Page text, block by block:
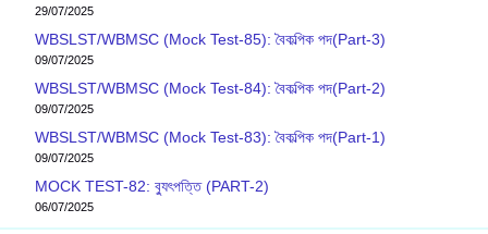
29/07/2025
WBSLST/WBMSC (Mock Test-85): বৈকল্পিক পদ(Part-3)
09/07/2025
WBSLST/WBMSC (Mock Test-84): বৈকল্পিক পদ(Part-2)
09/07/2025
WBSLST/WBMSC (Mock Test-83): বৈকল্পিক পদ(Part-1)
09/07/2025
MOCK TEST-82: ব‍্যুৎপত্তি (PART-2)
06/07/2025